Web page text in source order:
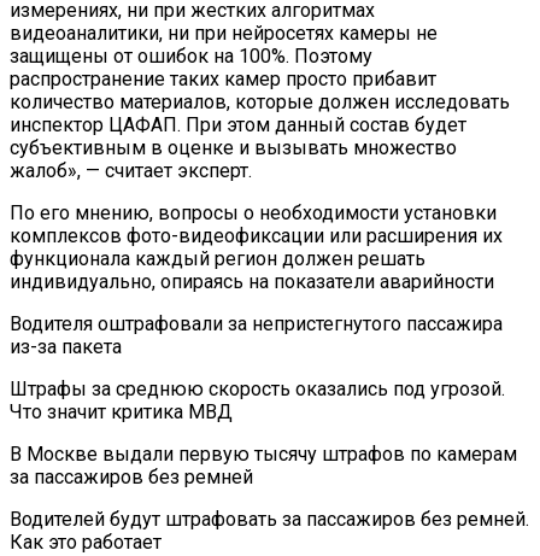
измерениях, ни при жестких алгоритмах
видеоаналитики, ни при нейросетях камеры не
защищены от ошибок на 100%. Поэтому
распространение таких камер просто прибавит
количество материалов, которые должен исследовать
инспектор ЦАФАП. При этом данный состав будет
субъективным в оценке и вызывать множество
жалоб», — считает эксперт.
По его мнению, вопросы о необходимости установки
комплексов фото-видеофиксации или расширения их
функционала каждый регион должен решать
индивидуально, опираясь на показатели аварийности
Водителя оштрафовали за непристегнутого пассажира
из-за пакета
Штрафы за среднюю скорость оказались под угрозой.
Что значит критика МВД
В Москве выдали первую тысячу штрафов по камерам
за пассажиров без ремней
Водителей будут штрафовать за пассажиров без ремней.
Как это работает